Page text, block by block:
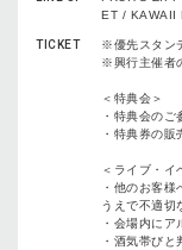
ET / KAWAII
TICKET
※優先スタン
※興行主催者
＜特典会＞
・特典会のご
・特典券の販
＜ライブ・イ
・他のお客
うえで不適切
・会場内にア
・酒気帯び